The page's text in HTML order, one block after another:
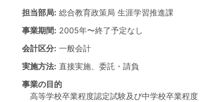
担当部局: 総合教育政策局 生涯学習推進課
事業期間: 2005年〜終了予定なし
会計区分: 一般会計
実施方法: 直接実施、委託・請負
事業の目的
高等学校卒業程度認定試験及び中学校卒業程度